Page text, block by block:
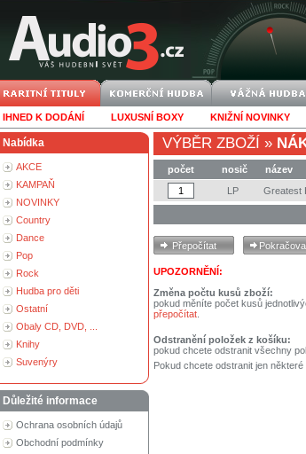
IHNED K DODÁNÍ LUXUSNÍ BOXY KNIŽNÍ NOVINKY
Nabídka
AKCE
KAMPAŇ
NOVINKY
Country
Dance
Pop
Rock
Hudba pro děti
Ostatní
Obaly CD, DVD, ...
Knihy
Suvenýry
Důležité informace
Ochrana osobních údajů
Obchodní podmínky
VÝBĚR ZBOŽÍ »
počet nosič název
LP
Greatest
UPOZORNĚNÍ:
Změna počtu kusů zboží:
pokud měníte počet kusů
přepočítat
Odstranění položek z košíku:
pokud chcete odstranit všechny
Pokud chcete odstranit jen